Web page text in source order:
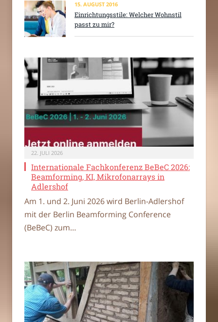
15. AUGUST 2016
Einrichtungsstile: Welcher Wohnstil
passt zu mir?
22. JULI 2026
Internationale Fachkonferenz BeBeC 2026:
Beamforming, KI, Mikrofonarrays in
Adlershof
Am 1. und 2. Juni 2026 wird Berlin-Adlershof
mit der Berlin Beamforming Conference
(BeBeC) zum…